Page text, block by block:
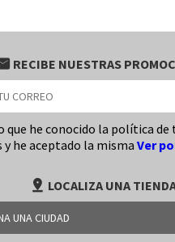
RECIBE NUESTRAS
que he conocido la política
y he aceptado la misma Ver
pin_drop LOCALIZA UNA
UNA CIUDAD